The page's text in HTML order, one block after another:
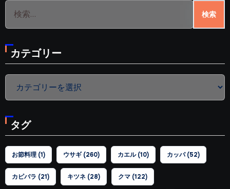
検
カテゴリー
カ
リ
ー
タグ
お節料理(1) ウサギ(260) カエル(10) カッパ(52)
カピバラ (21) キツネ(28) クマ(122)